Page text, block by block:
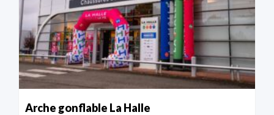
Arche gonflable La Halle